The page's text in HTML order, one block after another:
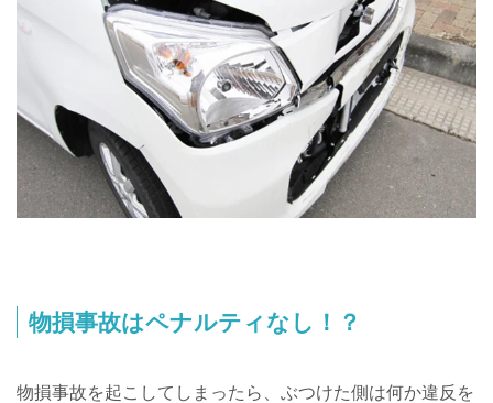
物損事故はペナルティなし！？
物損事故を起こしてしまったら、ぶつけた側は何か違反を